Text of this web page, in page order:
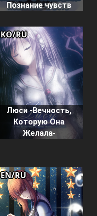
Познание чувств
Люси -Вечность,
Которую Она
Желала-
KO/RU
EN/RU